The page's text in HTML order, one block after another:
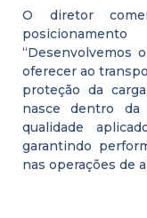
O diretor
“Desenvolvemos
oferecer ao
proteção da
nasce dentro
qualidade
garantindo
nas operações de